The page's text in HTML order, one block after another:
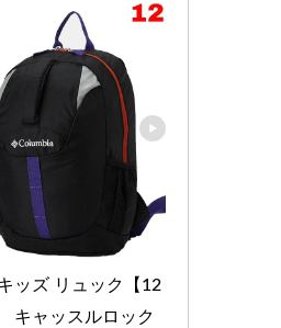
ッズ リュック【12
キャッスルロック